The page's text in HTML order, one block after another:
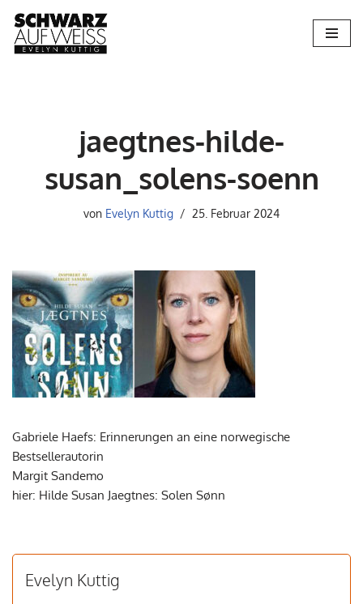
Zum
jaegtnes-hilde-
susan_solens-soenn
von Evelyn Kuttig 25. Februar 2024
Gabriele Haefs: Erinnerungen an eine norwegische
Bestsellerautorin
Margit Sandemo
hier: Hilde Susan Jaegtnes: Solen Sønn
Evelyn Kuttig